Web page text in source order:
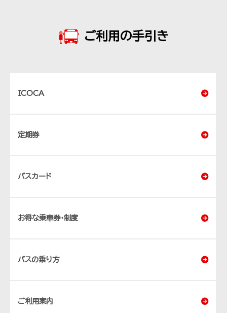
ご利用の手引き
ICOCA
定期券
バスカード
お得な乗車券・制度
バスの乗り方
ご利用案内